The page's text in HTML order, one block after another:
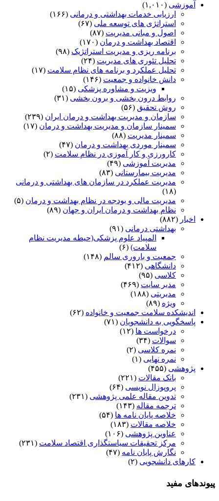
آموزشی (۱,۰۱۰)
ارزیابی خدمات بهداشتی و درمانی (۱۶۶)
استراتژی های توسعه ملی (۶۷)
اصول و مبانی مدیریت (۸۷)
اقتصاد بهداشت و درمان (۱۷۰)
برنامه ریزی و مدیریت استراتژیک (۹۸)
تحلیل تئوری های مدیریت (۲۴)
تحلیل عملکرد و برنامه های نظام سلامت (۱۷)
دانش خانواده و جمعیت (۱۴۶)
ویزیت و مشاوره پزشکی (۱۵)
روابط درون بخشی و برون بخشی (۳۱)
روش تحقیق (۵۶)
سازمان و مدیریت بهداشت و درمان ایران (۲۳۹)
سمینار سازمان و مدیریت بهداشت و درمان (۱۷)
سمینار مدیریت (۸۸)
سمینار موردی بهداشت و درمان (۴۷)
کارورزی و کار آموزی در نظام سلامت (۲)
مدیریت آموزشی (۴۹)
مدیریت بیمارستانی (۸۳)
مدیریت عملکرد در سازمان های بهداشتی و درمانی
(۱۸)
مدیریت مالی و بودجه در نظام بهداشت و درمان (۵)
نظام بهداشت و درمان ایران و جهان (۸۹)
اخبار (۸۸۲)
بهداشتی درمانی (۹۱)
المپیاد علوم پزشکی(حیطه مدیریت نظام
سلامت) (۶)
جمعیت و باروری سالم (۱۴۸)
دانشگاهی (۴۱۲)
کلاسی (۹۵)
مدیر سایت (۴۶۹)
مدیریتی (۱۸۸)
ویژه (۸۹)
اندیشکده سلامت جمعیت و خانواده (۶۲)
پاسخگویی به دانشجویان (۷۱)
درخواست ها (۱۲)
سوالات (۳۴)
نمره کلاسی (۲)
نمره نهایی (۱)
پژوهشی (۴۵۵)
بانک مقالات (۲۲۱)
پروپوزال نویسی (۶۴)
تدوین مقاله علمی پژوهشی (۲۳۱)
ترجمه مقاله (۱۴۳)
خلاصه پایان نامه ها (۵۴)
خلاصه مقالات (۱۸۳)
عناوین پژوهشی (۱۰۶)
مرکز تحقیقات سیاستگذاری اقتصاد سلامت (۲۳۱)
نگارش پایان نامه (۴۷)
کارهای دانشجویی (۲)
پیوندهای مفید